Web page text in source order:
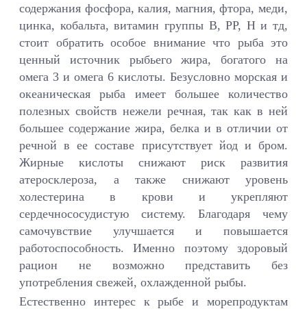
содержания фосфора, калия, магния, фтора, меди,
цинка, кобальта, витамин группы В, РР, Н и тд,
стоит обратить особое внимание что рыба это
ценный источник рыбьего жира, богатого на
омега 3 и омега 6 кислоты. Безусловно морская и
океаническая рыба имеет большее количество
полезных свойств нежели речная, так как в ней
большее содержание жира, белка и в отличии от
речной в ее составе присутствует йод и бром.
Жирные кислоты снижают риск развития
атеросклероза, а также снижают уровень
холестерина в крови и укрепляют
сердечнососудистую систему. Благодаря чему
самочувствие улучшается и повышается
работоспособность. Именно поэтому здоровый
рацион не возможно представить без
употребления свежей, охлажденной рыбы.
Естественно интерес к рыбе и морепродуктам